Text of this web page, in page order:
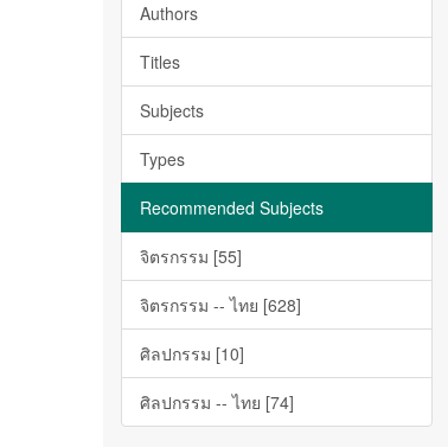
Authors
Titles
Subjects
Types
Recommended Subjects
จิตรกรรม [55]
จิตรกรรม -- ไทย [628]
ศิลปกรรม [10]
ศิลปกรรม -- ไทย [74]